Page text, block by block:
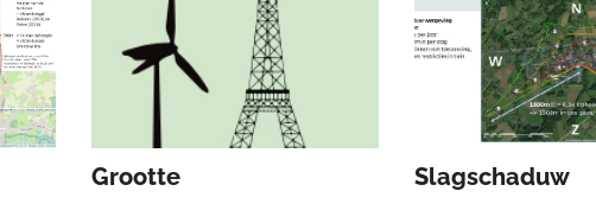
Grootte Slagschaduw